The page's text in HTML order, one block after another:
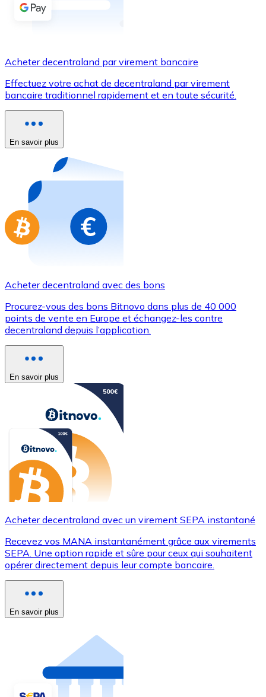
Virement SEPA
Utilisez les cartes Visa et Mastercard pour acheter
Acheter avec carte
Nouveau
Achetez des cartes-cadeaux de vos marques
Aller à la boutique de cartes-cadeaux
Acheter decentraland par virement bancaire
Effectuez votre achat de decentraland par virement
bancaire traditionnel rapidement et en toute sécurité.
En savoir plus
Acheter decentraland avec des bons
Procurez-vous des bons Bitnovo dans plus de 40 000
points de vente en Europe et échangez-les contre
decentraland depuis l’application.
En savoir plus
Acheter decentraland avec un virement SEPA instantané
Recevez vos MANA instantanément grâce aux virements
SEPA. Une option rapide et sûre pour ceux qui souhaitent
opérer directement depuis leur compte bancaire.
En savoir plus